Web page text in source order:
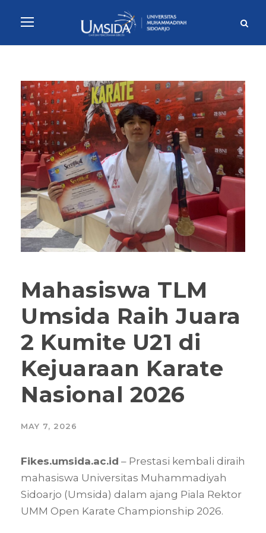
Mahasiswa TLM
Umsida Raih Juara
2 Kumite U21 di
Kejuaraan Karate
Nasional 2026
MAY 7, 2026
Fikes.umsida.ac.id – Prestasi kembali diraih
mahasiswa Universitas Muhammadiyah
Sidoarjo (Umsida) dalam ajang Piala Rektor
UMM Open Karate Championship 2026.